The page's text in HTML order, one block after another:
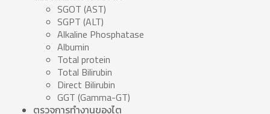
SGOT (AST)
SGPT (ALT)
Alkaline Phosphatase
Albumin
Total protein
Total Bilirubin
Direct Bilirubin
GGT (Gamma-GT)
ตรวจการทำงานของไต